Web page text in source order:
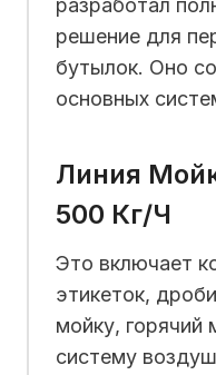
разработал
решение для
бутылок. Оно
основных
Линия
500 Кг/ч
Это включает
этикеток,
мойку, горячий
систему